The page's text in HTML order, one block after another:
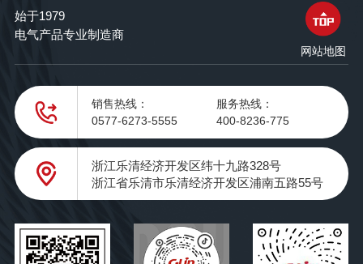
始于1979
电气产品专业制造商
网站地图
销售热线：
0577-6273-5555
服务热线：
400-8236-775
浙江乐清经济开发区纬十九路328号
浙江省乐清市乐清经济开发区浦南五路55号